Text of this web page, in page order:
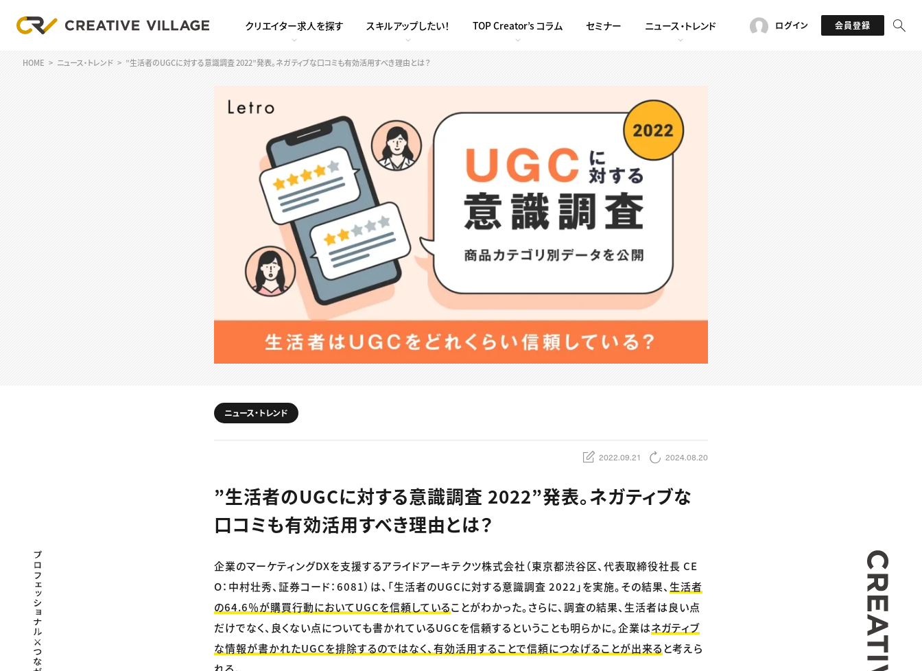
クリエイター求人を探す スキルアップしたい！ TOP Creator’s コラム セミナー ニュース・トレンド ログイン 会員登録
HOME ニュース・トレンド ”生活者のUGCに対する意識調査 2022”発表。ネガティブな口コミも有効活用すべき理由とは？
ニュース・トレンド
2022.09.21 2024.08.20
”生活者のUGCに対する意識調査 2022”発表。ネガティブな
口コミも有効活用すべき理由とは？
企業のマーケティングDXを支援するアライドアーキテクツ株式会社（東京都渋谷区、代表取締役社長 CE
O：中村壮秀、証券コード：6081）は、「生活者のUGCに対する意識調査 2022」を実施。その結果、 生活者
の64.6％が購買行動においてUGCを信頼していることがわかった。さらに、調査の結果、生活者は良い点
だけでなく、良くない点についても書かれているUGCを信頼するということも明らかに。企業はネガティブ
な情報が書かれたUGCを排除するのではなく、有効活用することで信頼につなげることが出来る と考えら